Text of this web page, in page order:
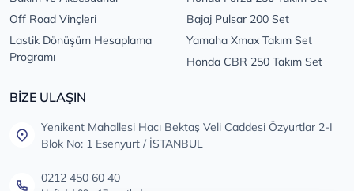
Off Road Vinçleri
Lastik Dönüşüm Hesaplama
Programı
Bajaj Pulsar 200 Set
Yamaha Xmax Takım Set
Honda CBR 250 Takım Set
BİZE ULAŞIN
Yenikent Mahallesi Hacı Bektaş Veli Caddesi Özyurtlar 2-I
Blok No: 1 Esenyurt / İSTANBUL
0212 450 60 40